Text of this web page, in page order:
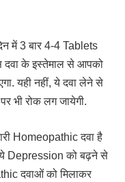
में 3 बार 4-4 Tablets
दवा के इस्तेमाल से आपको
यही नहीं, ये दवा लेने से
भी रोक लग जायेगी.
Homeopathic दवा है
ये Depression को बढ़ने से
दवाओं को मिलाकर